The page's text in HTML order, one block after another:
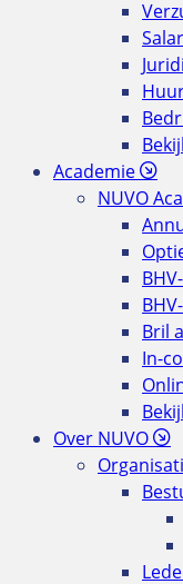
Academie
NUVO
Bril
In-
Over NUVO